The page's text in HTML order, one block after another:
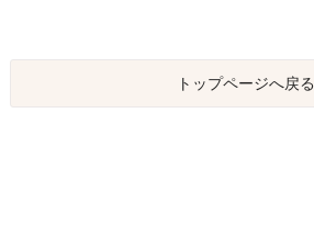
トップページへ戻る